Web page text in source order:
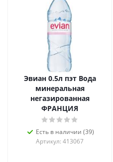
Эвиан 0.5л пэт Вода
минеральная
негазированная
ФРАНЦИЯ
Есть в наличии (39)
Артикул: 413067